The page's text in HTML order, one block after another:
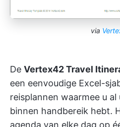
via
De Vertex42 Travel
een eenvoudige Excel-
reisplannen waarmee u
binnen handbereik hebt.
agenda van elke dag op